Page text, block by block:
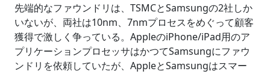
先端的なファウンドリは、TSMCとSamsungの2社しか
いないが、両社は10nm、7nmプロセスをめぐって顧客
獲得で激しく争っている。AppleのiPhone/iPad用のア
プリケーションプロセッサはかつてSamsungにファウ
ンドリを依頼していたが、AppleとSamsungはスマー